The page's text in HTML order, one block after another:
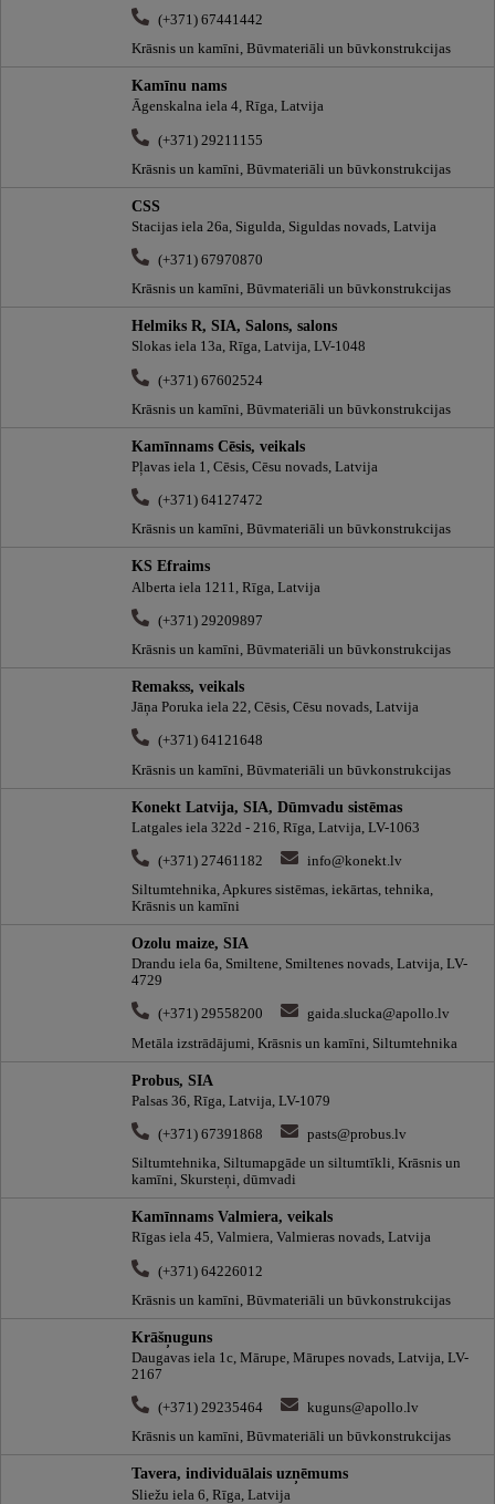
(+371) 67441442
Krāsnis un kamīni, Būvmateriāli un būvkonstrukcijas
Kamīnu nams
Āgenskalna iela 4, Rīga, Latvija
(+371) 29211155
Krāsnis un kamīni, Būvmateriāli un būvkonstrukcijas
CSS
Stacijas iela 26a, Sigulda, Siguldas novads, Latvija
(+371) 67970870
Krāsnis un kamīni, Būvmateriāli un būvkonstrukcijas
Helmiks R, SIA, Salons, salons
Slokas iela 13a, Rīga, Latvija, LV-1048
(+371) 67602524
Krāsnis un kamīni, Būvmateriāli un būvkonstrukcijas
Kamīnnams Cēsis, veikals
Pļavas iela 1, Cēsis, Cēsu novads, Latvija
(+371) 64127472
Krāsnis un kamīni, Būvmateriāli un būvkonstrukcijas
KS Efraims
Alberta iela 1211, Rīga, Latvija
(+371) 29209897
Krāsnis un kamīni, Būvmateriāli un būvkonstrukcijas
Remakss, veikals
Jāņa Poruka iela 22, Cēsis, Cēsu novads, Latvija
(+371) 64121648
Krāsnis un kamīni, Būvmateriāli un būvkonstrukcijas
Konekt Latvija, SIA, Dūmvadu sistēmas
Latgales iela 322d - 216, Rīga, Latvija, LV-1063
(+371) 27461182
info@konekt.lv
Siltumtehnika, Apkures sistēmas, iekārtas, tehnika,
Krāsnis un kamīni
Ozolu maize, SIA
Drandu iela 6a, Smiltene, Smiltenes novads, Latvija, LV-
4729
(+371) 29558200
gaida.slucka@apollo.lv
Metāla izstrādājumi, Krāsnis un kamīni, Siltumtehnika
Probus, SIA
Palsas 36, Rīga, Latvija, LV-1079
(+371) 67391868
pasts@probus.lv
Siltumtehnika, Siltumapgāde un siltumtīkli, Krāsnis un
kamīni, Skursteņi, dūmvadi
Kamīnnams Valmiera, veikals
Rīgas iela 45, Valmiera, Valmieras novads, Latvija
(+371) 64226012
Krāsnis un kamīni, Būvmateriāli un būvkonstrukcijas
Krāšņuguns
Daugavas iela 1c, Mārupe, Mārupes novads, Latvija, LV-
2167
(+371) 29235464
kuguns@apollo.lv
Krāsnis un kamīni, Būvmateriāli un būvkonstrukcijas
Tavera, individuālais uzņēmums
Sliežu iela 6, Rīga, Latvija